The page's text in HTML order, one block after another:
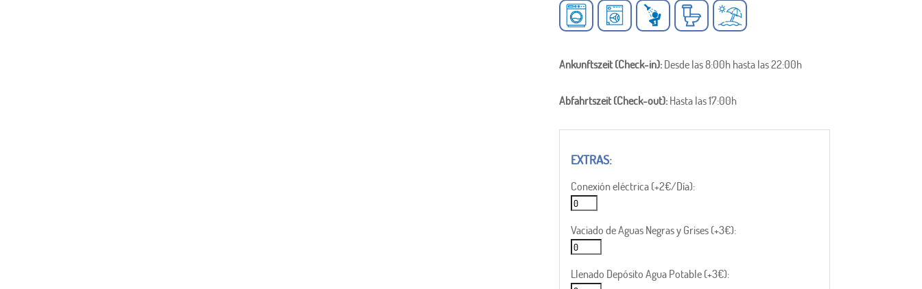
Ankunftszeit (Check-in): Desde las 8:00h hasta las 22:00h
Abfahrtszeit (Check-out): Hasta las 17:00h
Conexión eléctrica (+2€/Día):
Vaciado de Aguas Negras y Grises (+3€):
Llenado Depósito Agua Potable (+3€):